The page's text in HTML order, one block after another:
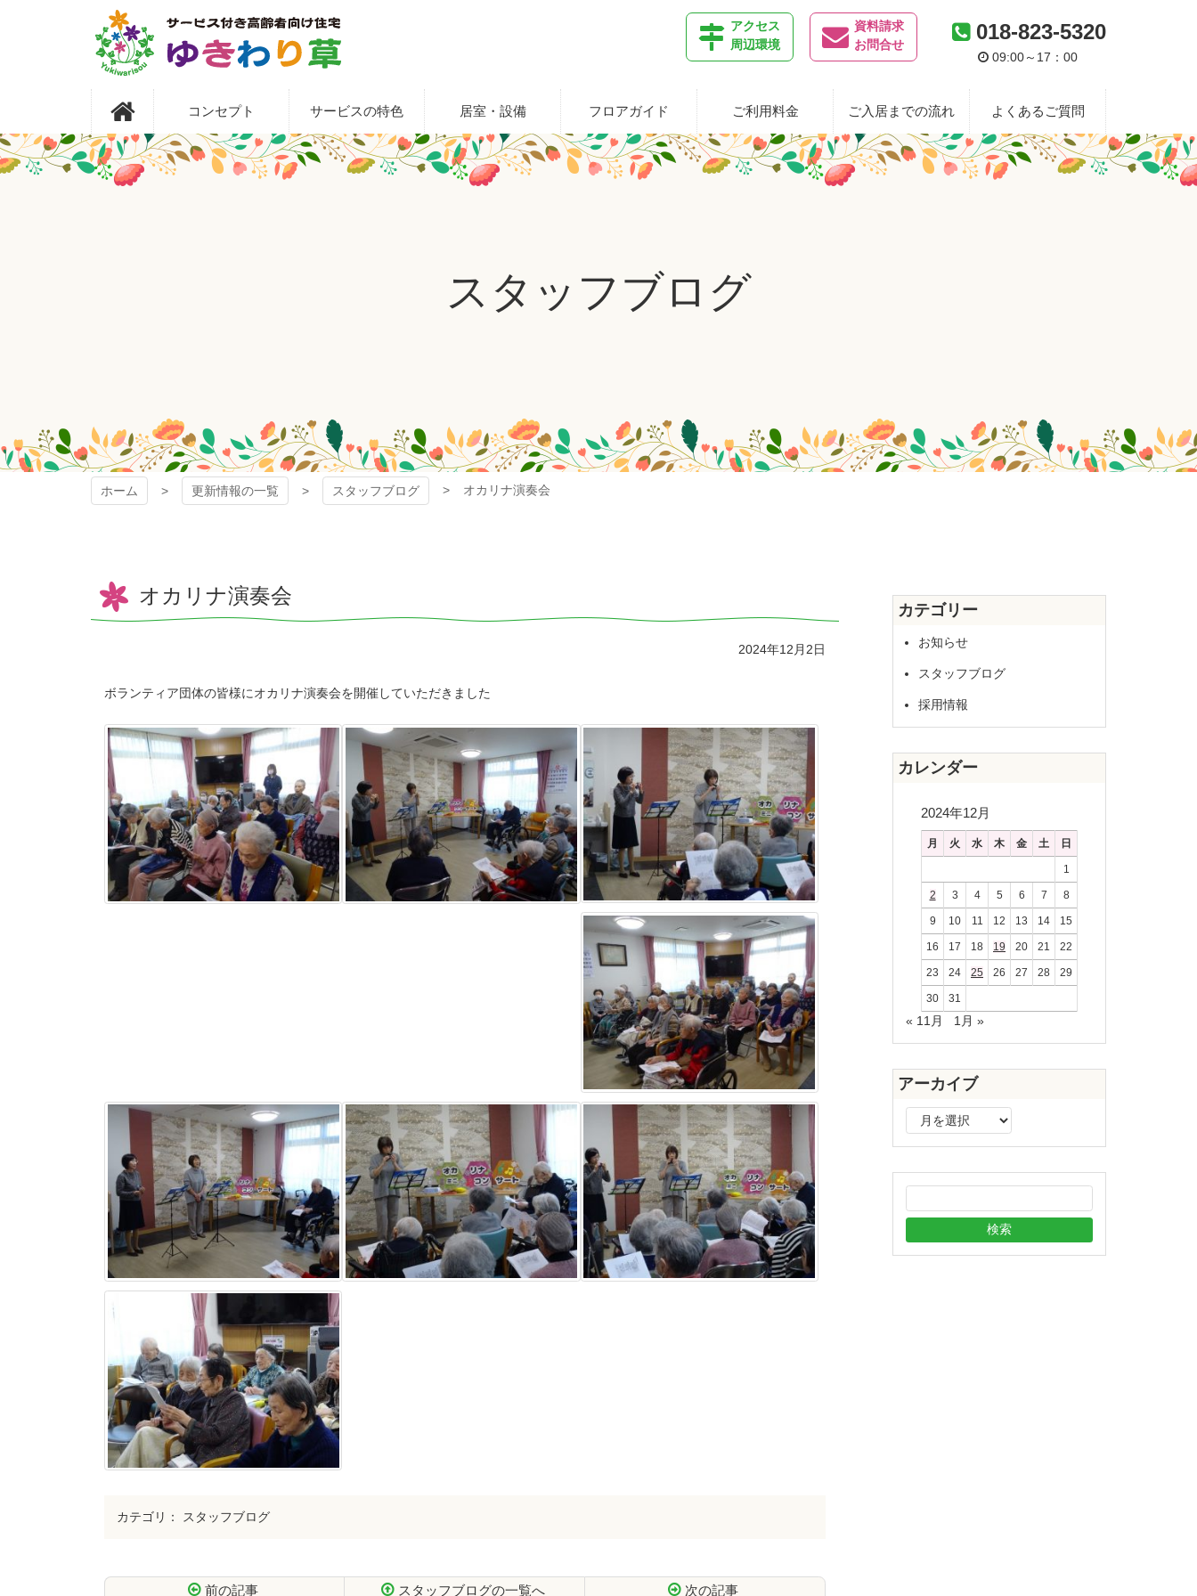
へ
ス
キ
サービス付き高
齢者向け住宅 ゆ
アクセス
周辺環境
資料請求
お問合せ
018-823-5320
09:00～17：00
コンセプト サービスの特色 居室・設備 フロアガイド ご利用料金 ご入居までの流れ よくあるご質問
スタッフブログ
ホーム 更新情報の一覧 スタッフブログ オカリナ演奏会
カテゴリー
お知らせ
スタッフブログ
採用情報
カレンダー
2024年12月
月 火 水 木 金 土 日
1
2 3 4 5 6 7 8
9 10 11 12 13 14 15
16 17 18 19 20 21 22
23 24 25 26 27 28 29
30 31
« 11月 1月 »
アーカイブ
ー
カ
イ
ブ
オカリナ演奏会
2024年12月2日
ボランティア団体の皆様にオカリナ演奏会を開催していただきました
カテゴリ： スタッフブログ
前の記事 スタッフブログの一覧へ 次の記事